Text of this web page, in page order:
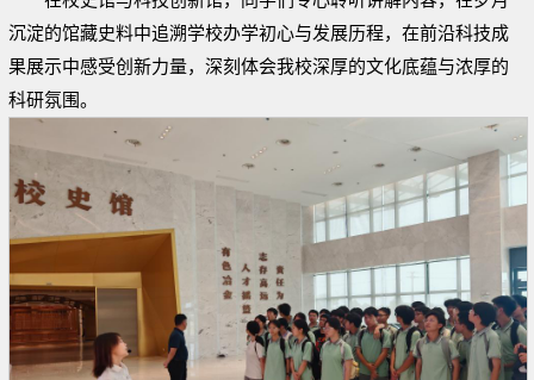
沉淀的馆藏史料中追溯学校办学初心与发展历程，在前沿科技成
果展示中感受创新力量，深刻体会我校深厚的文化底蕴与浓厚的
科研氛围。